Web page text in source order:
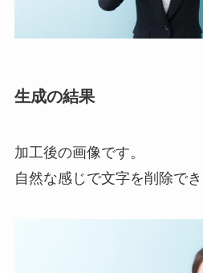
生成の結果
加工後の画像です。
自然な感じで文字を削除でき